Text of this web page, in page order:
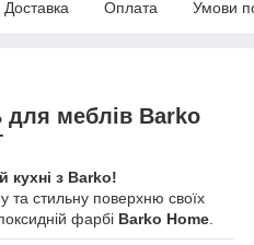
Доставка Оплата Умови
для меблів Barko
кухні з Barko!
та стильну поверхню своїх
фарбі Barko Home.